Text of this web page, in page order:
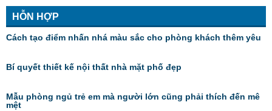
HỖN HỢP
Cách tạo điểm nhấn nhá màu sắc cho phòng khách thêm yêu
Bí quyết thiết kế nội thất nhà mặt phố đẹp
Mẫu phòng ngủ trẻ em mà người lớn cũng phải thích đến mê
mệt